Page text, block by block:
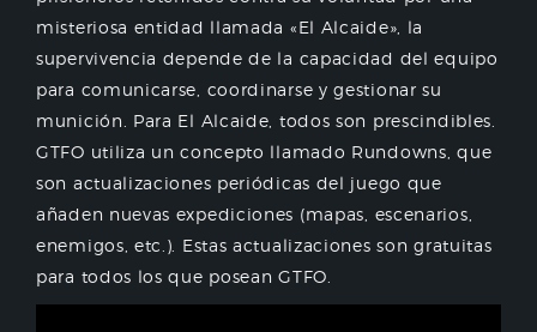
misteriosa entidad llamada «El Alcaide», la
supervivencia depende de la capacidad del equipo
para comunicarse, coordinarse y gestionar su
munición. Para El Alcaide, todos son prescindibles.
GTFO utiliza un concepto llamado Rundowns, que
son actualizaciones periódicas del juego que
añaden nuevas expediciones (mapas, escenarios,
enemigos, etc.). Estas actualizaciones son gratuitas
para todos los que posean GTFO.